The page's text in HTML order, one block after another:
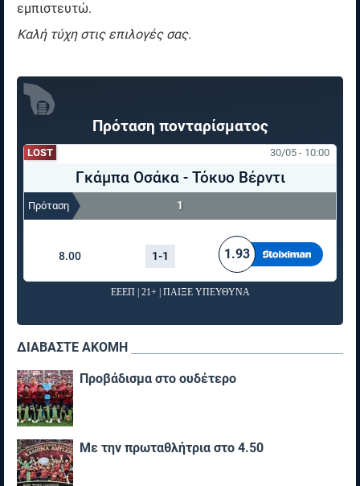
εμπιστευτώ.
Καλή τύχη στις επιλογές σας.
Πρόταση πονταρίσματος
LOST 30/05 - 10:00
Γκάμπα Οσάκα- Τόκυο Βέρντι
Πρόταση 1
8.00 1-1 1.93
ΕΕΕΠ | 21+ | ΠΑΙΞΕ ΥΠΕΥΘΥΝΑ
ΔΙΑΒΑΣΤΕ ΑΚΟΜΗ
Προβάδισμα στο ουδέτερο
Με την πρωταθλήτρια στο 4.50